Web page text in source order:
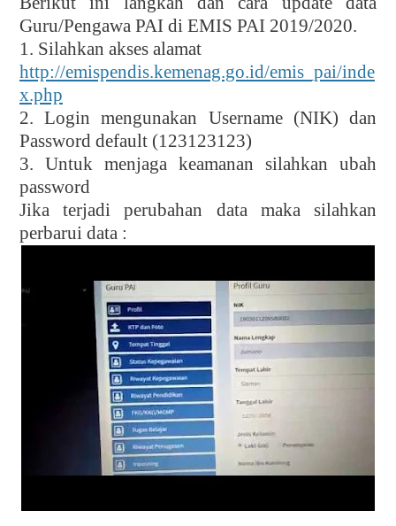
Guru/Pengawa PAI di EMIS PAI 2019/2020.
1. Silahkan akses alamat
http://emispendis.kemenag.go.id/emis_pai/inde
x.php
2. Login mengunakan Username (NIK) dan
Password default (123123123)
3. Untuk menjaga keamanan silahkan ubah
password
Jika terjadi perubahan data maka silahkan
perbarui data :